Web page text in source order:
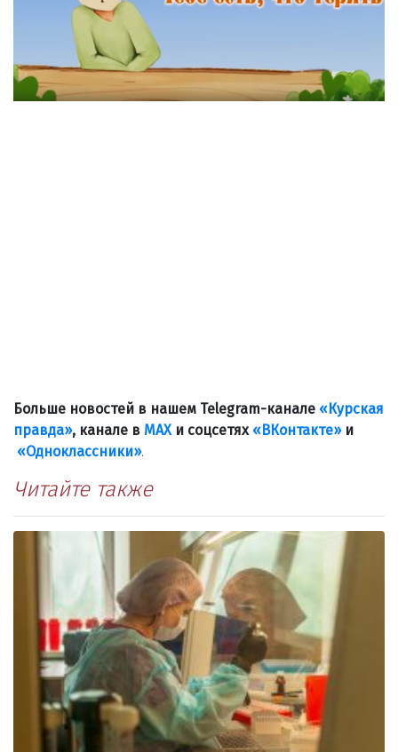
Больше новостей в нашем Telegram-канале «Курская
правда», канале в МАХи соцсетях «ВКонтакте»и
«Одноклассники».
Читайте также